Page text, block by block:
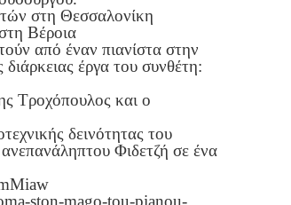
στη Θεσσαλονίκη
Βέροια
από έναν πιανίστα στην
έργα του συνθέτη:
Τροχόπουλος και ο
δεινότητας του
Φιδετζή σε ένα
ston-mago-tou-pianou-